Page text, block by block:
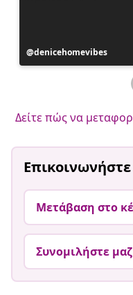
Η
ανάρτηση
denicehomevibes
Δείτε πώς να
Μετάβαση στο
Συνομιλήστε